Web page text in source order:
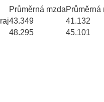
Průměrná mzdaPrůměrná
43.349 41.132
48.295 45.101